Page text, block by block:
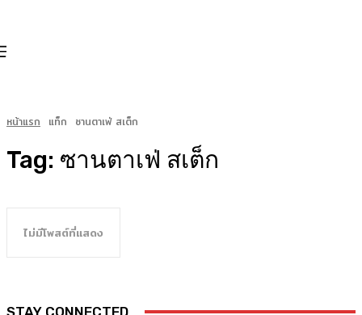
หน้าแรก แท็ก ซานตาเฟ่ สเต็ก
Tag: ซานตาเฟ่ สเต็ก
ไม่มีโพสต์ที่แสดง
STAY CONNECTED